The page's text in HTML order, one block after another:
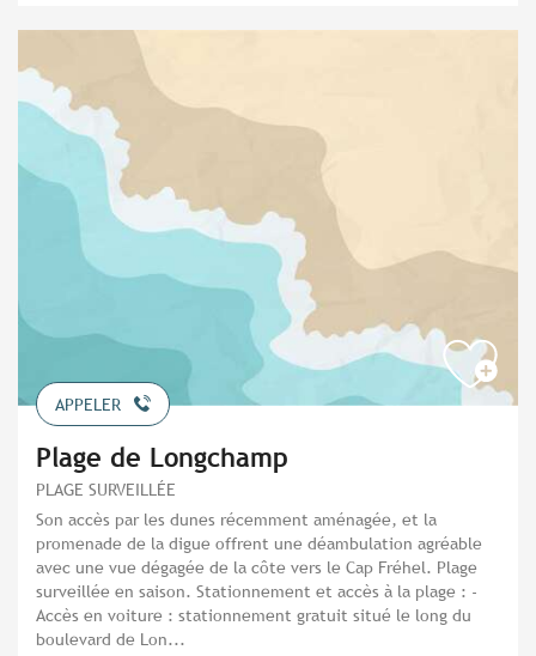
APPELER
Plage de Longchamp
PLAGE SURVEILLÉE
Son accès par les dunes récemment aménagée, et la
promenade de la digue offrent une déambulation agréable
avec une vue dégagée de la côte vers le Cap Fréhel. Plage
surveillée en saison. Stationnement et accès à la plage : -
Accès en voiture : stationnement gratuit situé le long du
boulevard de Lon...